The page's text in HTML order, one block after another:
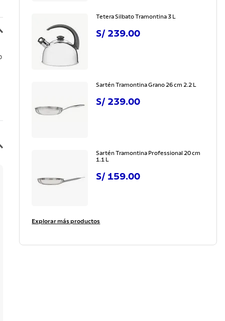
Tetera Silbato Tramontina 3 L
S/ 239.00
Sartén Tramontina Grano 26 cm 2.2 L
S/ 239.00
Sartén Tramontina Professional 20 cm
1.1 L
S/ 159.00
Explorar más productos